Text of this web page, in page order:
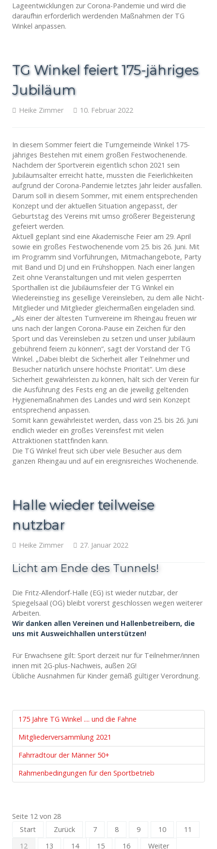
Lageentwicklungen zur Corona-Pandemie und wird die
daraufhin erforderlich werdenden Maßnahmen der TG
Winkel anpassen.
TG Winkel feiert 175-jähriges
Jubiläum
Heike Zimmer 10. Februar 2022
In diesem Sommer feiert die Turngemeinde Winkel 175-
jähriges Bestehen mit einem großen Festwochenende.
Nachdem der Sportverein eigentlich schon 2021 sein
Jubiläumsalter erreicht hatte, mussten die Feierlichkeiten
aufgrund der Corona-Pandemie letztes Jahr leider ausfallen.
Darum soll in diesem Sommer, mit einem entsprechenden
Konzept und der aktuellen Situation angepasst, der
Geburtstag des Vereins mit umso größerer Begeisterung
gefeiert werden.
Aktuell geplant sind eine Akademische Feier am 29. April
sowie ein großes Festwochenende vom 25. bis 26. Juni. Mit
im Programm sind Vorführungen, Mitmachangebote, Party
mit Band und DJ und ein Frühshoppen. Nach einer langen
Zeit ohne Veranstaltungen und mit vielen gesperrten
Sporthallen ist die Jubiläumsfeier der TG Winkel ein
Wiedereinstieg ins gesellige Vereinsleben, zu dem alle Nicht-
Mitglieder und Mitglieder gleichermaßen eingeladen sind.
„Als einer der ältesten Turnvereine im Rheingau freuen wir
uns nach der langen Corona-Pause ein Zeichen für den
Sport und das Vereinsleben zu setzen und unser Jubiläum
gebührend feiern zu können“, sagt der Vorstand der TG
Winkel. „Dabei bleibt die Sicherheit aller Teilnehmer und
Besucher natürlich unsere höchste Priorität“. Um diese
Sicherheit gewährleisten zu können, hält sich der Verein für
die Ausführung des Fests eng an die jeweilig geltenden
Hygienemaßnahmen des Landes und wird sein Konzept
entsprechend anpassen.
Somit kann gewährleistet werden, dass von 25. bis 26. Juni
endlich wieder ein großes Vereinsfest mit vielen
Attraktionen stattfinden kann.
Die TG Winkel freut sich über viele Besucher aus dem
ganzen Rheingau und auf ein ereignisreiches Wochenende.
Halle wieder teilweise
nutzbar
Heike Zimmer 27. Januar 2022
Licht am Ende des Tunnels!
Die Fritz-Allendorf-Halle (EG) ist wieder nutzbar, der
Spiegelsaal (OG) bleibt vorerst geschlossen wegen weiterer
Arbeiten.
Wir danken allen Vereinen und Hallenbetreibern, die
uns mit Ausweichhallen unterstützen!
Für Erwachsene gilt: Sport derzeit nur für Teilnehmer/innen
innen mit 2G-plus-Nachweis, außen 2G!
Übliche Ausnahmen für Kinder gemäß gültiger Verordnung.
175 Jahre TG Winkel .... und die Fahne
Mitgliederversammlung 2021
Fahrradtour der Männer 50+
Rahmenbedingungen für den Sportbetrieb
Seite 12 von 28
Start
Zurück 7 8 9 10
11
12
13 14 15 16
Weiter